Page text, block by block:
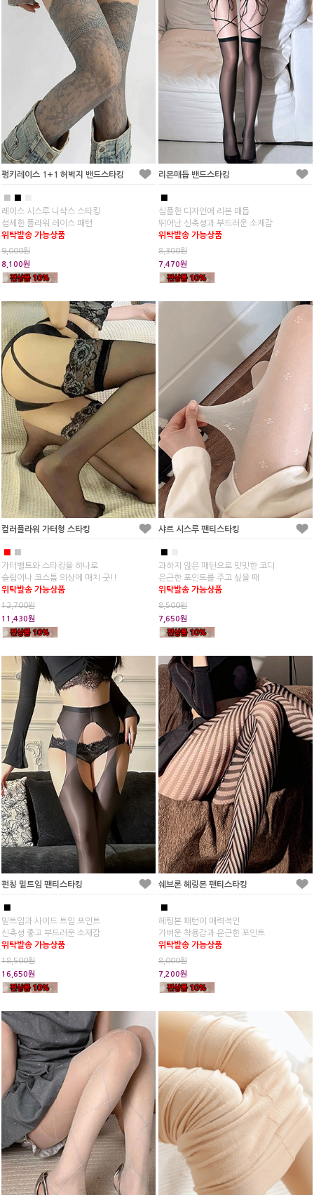
펑키레이스 1+1 허벅지 밴드스타킹
■ ■
레이스 시스루 니삭스 스타킹
섬세한 플라워 레이스 패턴
위탁발송 가능상품
9,000원
8,100원
리본매듭 밴드스타킹
■
심플한 디자인에 리본 매듭
뛰어난 신축성과 부드러운 소재감
위탁발송 가능상품
8,300원
7,470원
컬러플라워 가터형 스타킹
■
가터벨트와 스타킹을 하나로
슬립이나 코스튬 의상에 매치 굿!!
위탁발송 가능상품
12,700원
11,430원
샤르 시스루 팬티스타킹
■
과하지 않은 패턴으로 밋밋한 코디
은근한 포인트를 주고 싶을 때
위탁발송 가능상품
8,500원
7,650원
펀칭 밑트임 팬티스타킹
■
밑트임과 사이드 트임 포인트
신축성 좋고 부드러운 소재감
위탁발송 가능상품
18,500원
16,650원
쉐브론 헤링본 팬티스타킹
■
헤링본 패턴이 매력적인
가벼운 착용감과 은근한 포인트
위탁발송 가능상품
8,000원
7,200원